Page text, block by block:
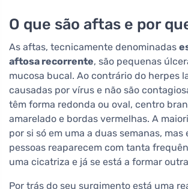
O que são aftas e por
As aftas, tecnicamente denominadas
aftosa recorrente, são pequenas
mucosa bucal. Ao contrário do herpes
causadas por vírus e não são
têm forma redonda ou oval, centro
amarelado e bordas vermelhas. A
por si só em uma a duas semanas, mas
pessoas reaparecem com tanta
uma cicatriza e já se está a formar
Por trás do seu surgimento está uma